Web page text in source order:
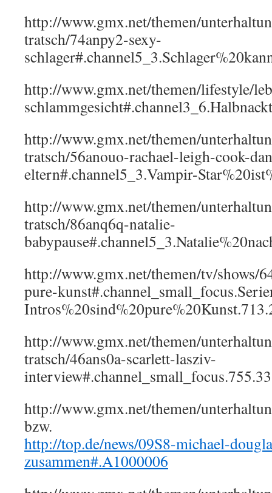
http://www.gmx.net/themen/
tratsch/74anpy2-sexy-
http://www.gmx.net/themen/lifestyle/
http://www.gmx.net/themen/
tratsch/56anouo-rachael-leigh-cook-
eltern#.channel5_3.Vampir-
http://www.gmx.net/themen/
tratsch/86anq6q-natalie-
http://www.gmx.net/themen/tv/shows/
pure-
http://www.gmx.net/themen/
tratsch/46ans0a-scarlett-lasziv-
http://www.gmx.net/themen/
bzw.
http://top.de/news/09S8-michael-
zusammen#.A1000006